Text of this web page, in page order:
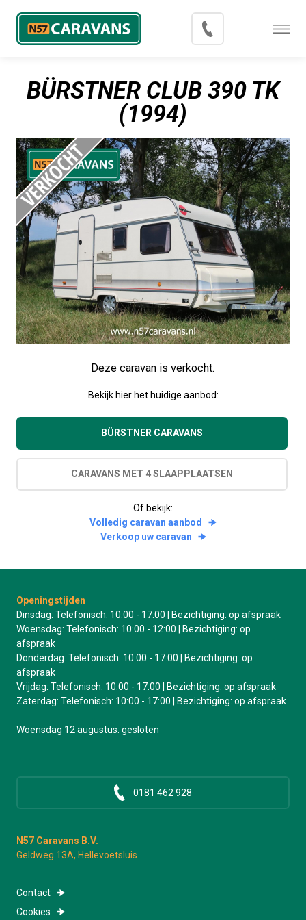
BÜRSTNER CLUB 390 TK
(1994)
Deze caravan is verkocht.
Bekijk hier het huidige aanbod:
BÜRSTNER CARAVANS
CARAVANS MET 4 SLAAPPLAATSEN
Of bekijk:
Volledig caravan aanbod
Verkoop uw caravan
Openingstijden
Dinsdag: Telefonisch: 10:00 - 17:00 | Bezichtiging: op afspraak
Woensdag: Telefonisch: 10:00 - 12:00 | Bezichtiging: op
afspraak
Donderdag: Telefonisch: 10:00 - 17:00 | Bezichtiging: op
afspraak
Vrijdag: Telefonisch: 10:00 - 17:00 | Bezichtiging: op afspraak
Zaterdag: Telefonisch: 10:00 - 17:00 | Bezichtiging: op afspraak
Woensdag 12 augustus: gesloten
0181 462 928
N57 Caravans B.V.
Geldweg 13A, Hellevoetsluis
Contact
Cookies
Menu
Inkoop
Export
Contact
Over N57 Caravans